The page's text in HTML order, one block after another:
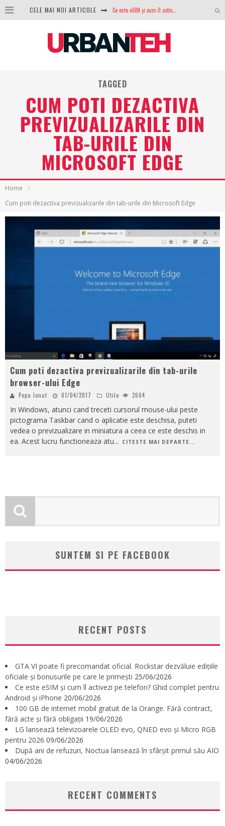
CELE MAI NOI ARTICOLE Ce este eSIM și cum îl activezi pe telefon? Ghid complet pentru Android și iPhone
TAGGED
CUM POTI DEZACTIVA
PREVIZUALIZARILE DIN
TAB-URILE DIN
MICROSOFT EDGE
Home
Cum poti dezactiva previzualizarile din tab-urile din Microsoft Edge
Cum poti dezactiva previzualizarile din tab-urile
browser-ului Edge
Popa Ionut 01/04/2017 Utile 2604
In Windows, atunci cand treceti cursorul mouse-ului peste
pictograma Taskbar cand o aplicatie este deschisa, puteti
vedea o previzualizare in miniatura a ceea ce este deschis in
ea. Acest lucru functioneaza atu... CITESTE MAI DEPARTE...
SUNTEM SI PE FACEBOOK
RECENT POSTS
GTA VI poate fi precomandat oficial. Rockstar dezvăluie edițiile
oficiale și bonusurile pe care le primești 25/06/2026
Ce este eSIM și cum îl activezi pe telefon? Ghid complet pentru
Android și iPhone 20/06/2026
100 GB de internet mobil gratuit de la Orange. Fără contract,
fără acte și fără obligații 19/06/2026
LG lansează televizoarele OLED evo, QNED evo și Micro RGB
pentru 2026 09/06/2026
După ani de refuzuri, Noctua lansează în sfârșit primul său AIO
04/06/2026
RECENT COMMENTS